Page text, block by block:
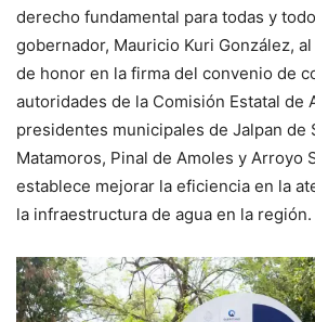
derecho fundamental para todas y
gobernador, Mauricio Kuri González,
de honor en la firma del convenio de
autoridades de la Comisión Estatal de
presidentes municipales de Jalpan de
Matamoros, Pinal de Amoles y Arroyo
establece mejorar la eficiencia en la
la infraestructura de agua en la región.